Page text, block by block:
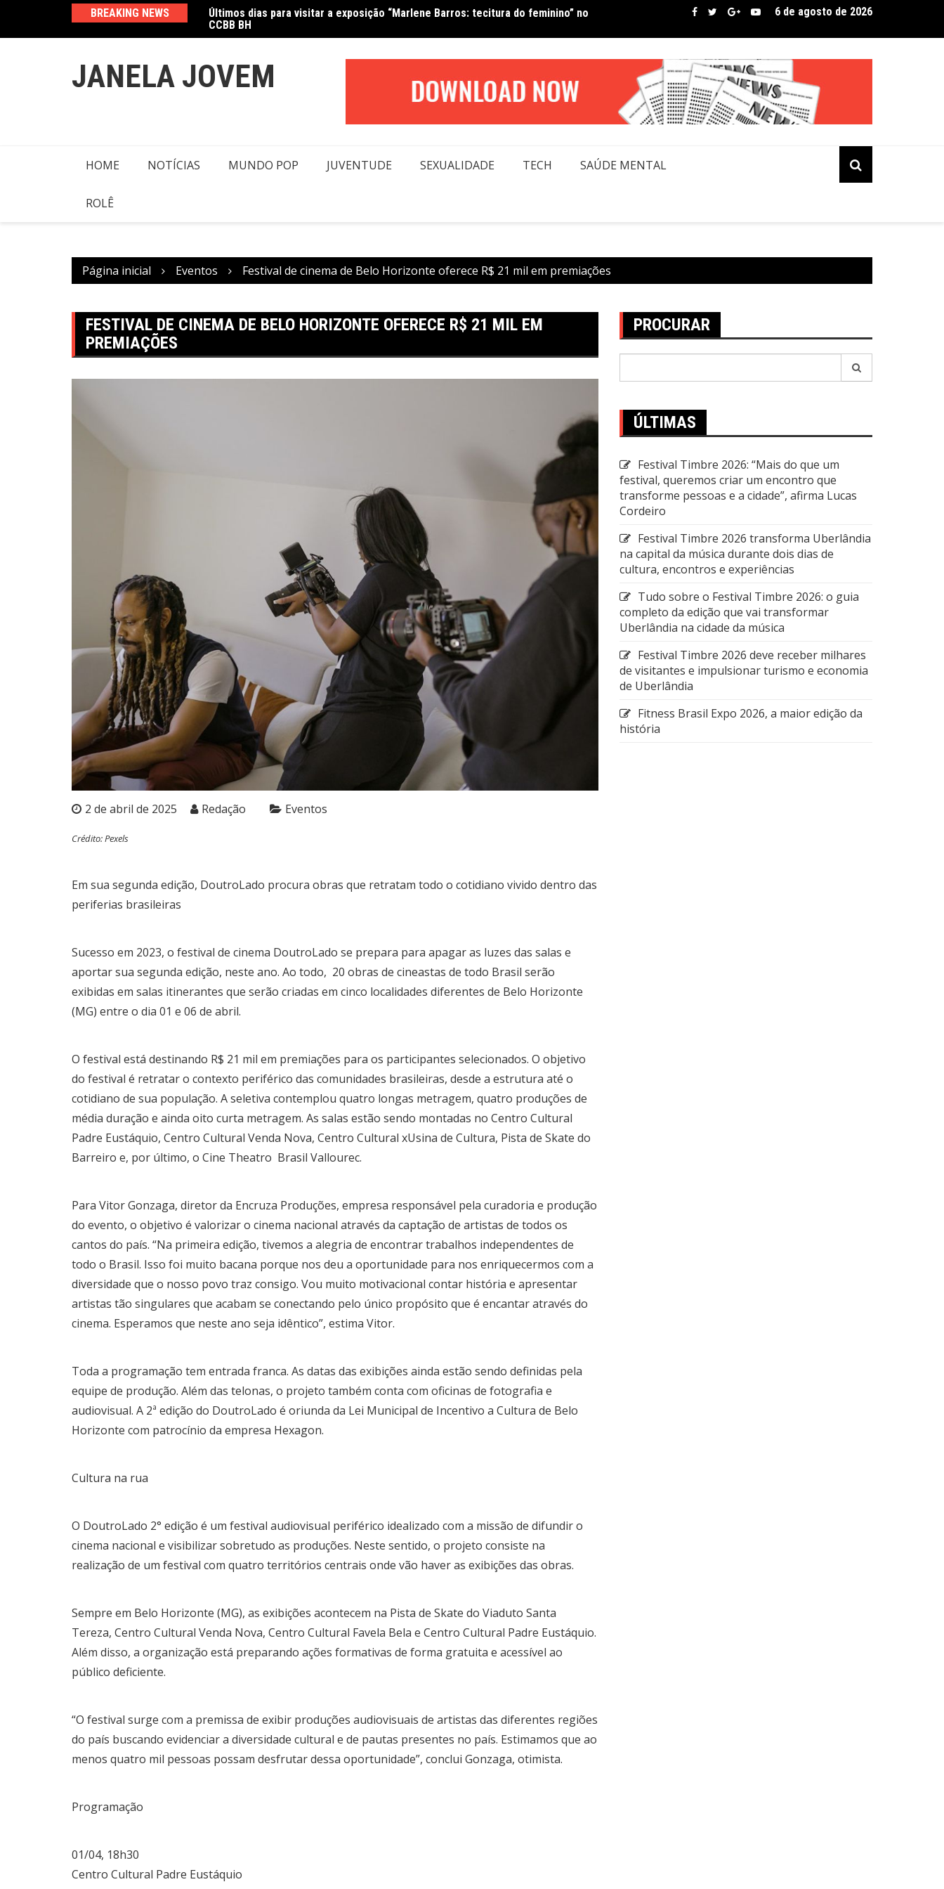
o
BREAKING NEWS
CCBB BH
Amanda Mangili transforma beleza e inclusão em conexão real nas redes
Van Nobre assina lista de convidados em festival que revela novos
6 de agosto de 2026
JANELA JOVEM
HOME NOTÍCIAS MUNDO POP JUVENTUDE SEXUALIDADE TECH SAÚDE MENTAL
ROLÊ
Página inicial Eventos Festival de cinema de Belo Horizonte oferece R$ 21 mil em premiações
FESTIVAL DE CINEMA DE BELO HORIZONTE OFERECE R$ 21 MIL EM
PREMIAÇÕES
2 de abril de 2025 Redação Eventos
Crédito: Pexels
Em sua segunda edição, DoutroLado procura obras que retratam todo o cotidiano vivido dentro das
periferias brasileiras
Sucesso em 2023, o festival de cinema DoutroLado se prepara para apagar as luzes das salas e
aportar sua segunda edição, neste ano. Ao todo, 20 obras de cineastas de todo Brasil serão
exibidas em salas itinerantes que serão criadas em cinco localidades diferentes de Belo Horizonte
(MG) entre o dia 01 e 06 de abril.
O festival está destinando R$ 21 mil em premiações para os participantes selecionados. O objetivo
do festival é retratar o contexto periférico das comunidades brasileiras, desde a estrutura até o
cotidiano de sua população. A seletiva contemplou quatro longas metragem, quatro produções de
média duração e ainda oito curta metragem. As salas estão sendo montadas no Centro Cultural
Padre Eustáquio, Centro Cultural Venda Nova, Centro Cultural xUsina de Cultura, Pista de Skate do
Barreiro e, por último, o Cine Theatro Brasil Vallourec.
Para Vitor Gonzaga, diretor da Encruza Produções, empresa responsável pela curadoria e produção
do evento, o objetivo é valorizar o cinema nacional através da captação de artistas de todos os
cantos do país. “Na primeira edição, tivemos a alegria de encontrar trabalhos independentes de
todo o Brasil. Isso foi muito bacana porque nos deu a oportunidade para nos enriquecermos com a
diversidade que o nosso povo traz consigo. Vou muito motivacional contar história e apresentar
artistas tão singulares que acabam se conectando pelo único propósito que é encantar através do
cinema. Esperamos que neste ano seja idêntico”, estima Vitor.
Toda a programação tem entrada franca. As datas das exibições ainda estão sendo definidas pela
equipe de produção. Além das telonas, o projeto também conta com oficinas de fotografia e
audiovisual. A 2ª edição do DoutroLado é oriunda da Lei Municipal de Incentivo a Cultura de Belo
Horizonte com patrocínio da empresa Hexagon.
Cultura na rua
O DoutroLado 2° edição é um festival audiovisual periférico idealizado com a missão de difundir o
cinema nacional e visibilizar sobretudo as produções. Neste sentido, o projeto consiste na
realização de um festival com quatro territórios centrais onde vão haver as exibições das obras.
Sempre em Belo Horizonte (MG), as exibições acontecem na Pista de Skate do Viaduto Santa
Tereza, Centro Cultural Venda Nova, Centro Cultural Favela Bela e Centro Cultural Padre Eustáquio.
Além disso, a organização está preparando ações formativas de forma gratuita e acessível ao
público deficiente.
“O festival surge com a premissa de exibir produções audiovisuais de artistas das diferentes regiões
do país buscando evidenciar a diversidade cultural e de pautas presentes no país. Estimamos que ao
menos quatro mil pessoas possam desfrutar dessa oportunidade”, conclui Gonzaga, otimista.
Programação
01/04, 18h30
Centro Cultural Padre Eustáquio
PROCURAR
ÚLTIMAS
Festival Timbre 2026: “Mais do que um
festival, queremos criar um encontro que
transforme pessoas e a cidade”, afirma Lucas
Cordeiro
Festival Timbre 2026 transforma Uberlândia
na capital da música durante dois dias de
cultura, encontros e experiências
Tudo sobre o Festival Timbre 2026: o guia
completo da edição que vai transformar
Uberlândia na cidade da música
Festival Timbre 2026 deve receber milhares
de visitantes e impulsionar turismo e economia
de Uberlândia
Fitness Brasil Expo 2026, a maior edição da
história